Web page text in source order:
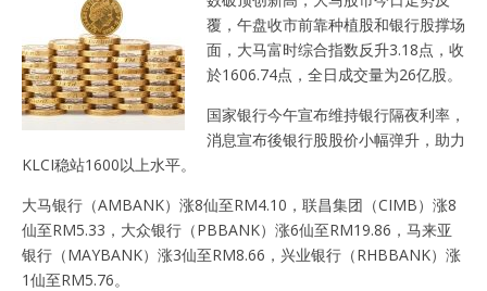
覆，午盘收市前靠种植股和银行股撑场
面，大马富时综合指数反升3.18点，收
於1606.74点，全日成交量为26亿股。
国家银行今午宣布维持银行隔夜利率，
消息宣布後银行股股价小幅弹升，助力
KLCI稳站1600以上水平。
大马银行（AMBANK）涨8仙至RM4.10，联昌集团（CIMB）涨8
仙至RM5.33，大众银行（PBBANK）涨6仙至RM19.86，马来亚
银行（MAYBANK）涨3仙至RM8.66，兴业银行（RHBBANK）涨
1仙至RM5.76。